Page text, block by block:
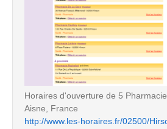
Horaires d'ouverture de 5
Aisne, France
http://www.les-horaires.fr/02500/